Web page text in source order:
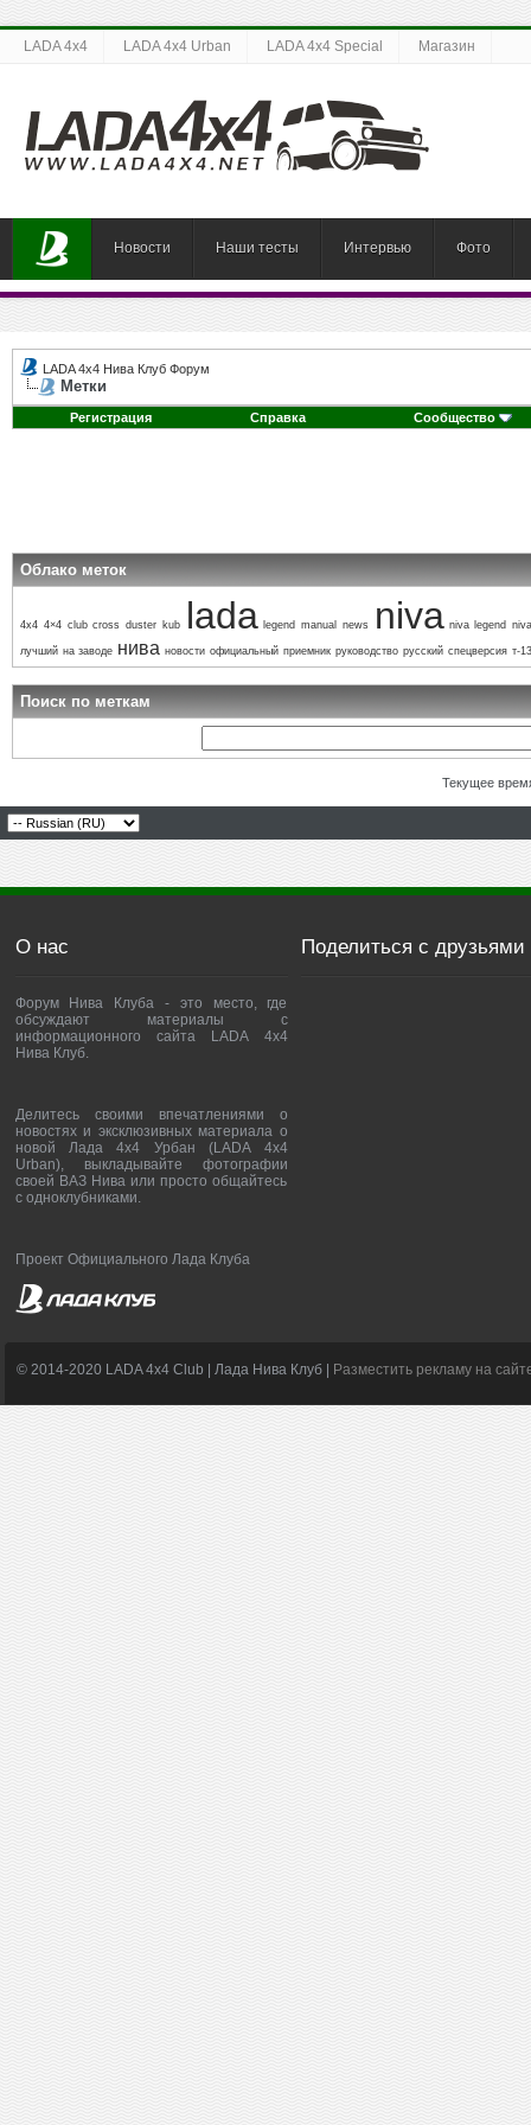
LADA 4x4 LADA 4x4 Urban LADA 4x4 Special Магазин
Новости Наши тесты Интервью Фото
LADA 4x4 Нива Клуб Форум
Метки
Регистрация Справка Сообщество
Облако меток
4x4 4×4 club cross duster kub lada legend manual news niva niva legend
лучший на заводе нива новости официальный приемник руководство русский спецверсия т-
Поиск по меткам
Текущее
О нас
Форум Нива Клуба - это место, где
обсуждают материалы с
информационного сайта LADA 4x4
Нива Клуб.
Делитесь своими впечатлениями о
новостях и эксклюзивных материала о
новой Лада 4х4 Урбан (LADA 4x4
Urban), выкладывайте фотографии
своей ВАЗ Нива или просто общайтесь
с одноклубниками.
Проект Официального Лада Клуба
Поделиться с друзьями
© 2014-2020 LADA 4x4 Club | Лада Нива Клуб | Разместить рекламу на